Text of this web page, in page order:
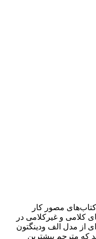
مصور کار
کلامی و غیرکلامی در
از مدل الف ودینگتون
می‌دهد که مترجم بیشترین